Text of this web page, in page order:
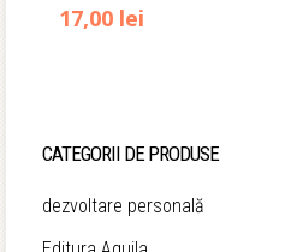
17,00 lei
CATEGORII DE PRODUSE
dezvoltare personală